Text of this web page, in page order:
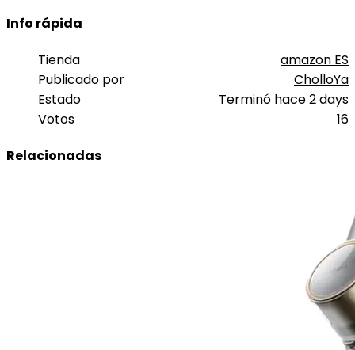
Info rápida
Tienda
amazon ES
Publicado por
CholloYa
Estado
Terminó hace 2 days
Votos
16
Relacionadas